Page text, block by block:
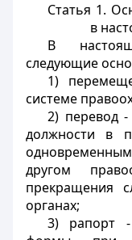
Статья 1.
в
В
следующие
1)
системе
2) перевод
должности в
другом
прекращения
органах;
3) рапорт